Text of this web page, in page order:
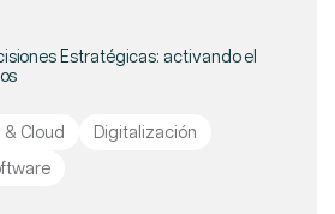
Estratégicas: activando el
& Cloud
Digitalización